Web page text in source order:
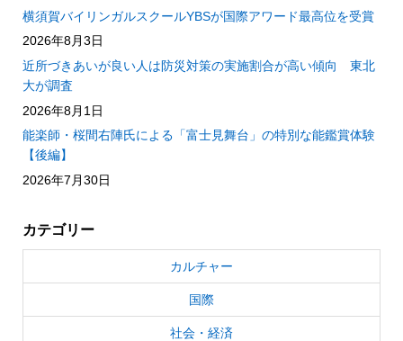
横須賀バイリンガルスクールYBSが国際アワード最高位を受賞
2026年8月3日
近所づきあいが良い人は防災対策の実施割合が高い傾向 東北
大が調査
2026年8月1日
能楽師・桜間右陣氏による「富士見舞台」の特別な能鑑賞体験
【後編】
2026年7月30日
カテゴリー
カルチャー
国際
社会・経済